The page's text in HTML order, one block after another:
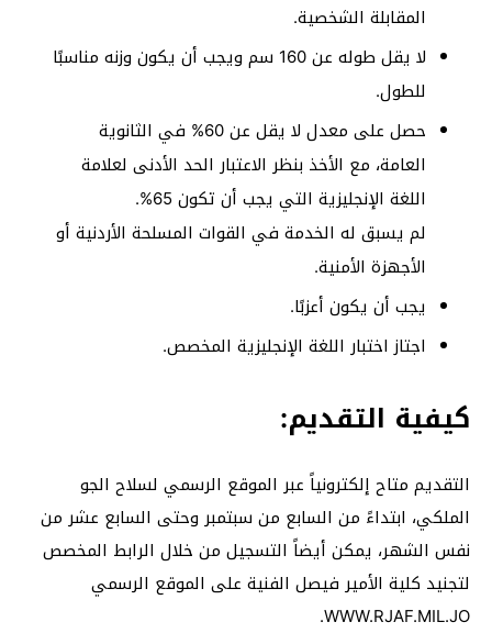
المقابلة الشخصية.
لا يقل طوله عن 160 سم ويجب أن يكون وزنه مناسبًا
للطول.
حصل على معدل لا يقل عن 60% في الثانوية
العامة، مع الأخذ بنظر الاعتبار الحد الأدنى لعلامة
اللغة الإنجليزية التي يجب أن تكون 65%.
لم يسبق له الخدمة في القوات المسلحة الأردنية أو
الأجهزة الأمنية.
يجب أن يكون أعزبًا.
اجتاز اختبار اللغة الإنجليزية المخصص.
كيفية التقديم:
التقديم متاح إلكترونياً عبر الموقع الرسمي لسلاح الجو
الملكي، ابتداءً من السابع من سبتمبر وحتى السابع عشر من
نفس الشهر، يمكن أيضاً التسجيل من خلال الرابط المخصص
لتجنيد كلية الأمير فيصل الفنية على الموقع الرسمي
WWW.RJAF.MIL.JO.